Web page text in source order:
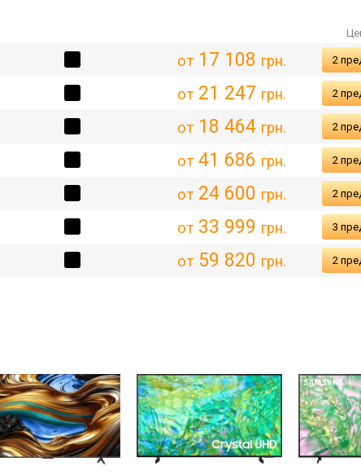
от17 108 грн. 2
от21 247 грн. 2
от18 464 грн. 2
от41 686 грн. 2
от24 600 грн. 2
от33 999 грн. 3
от59 820 грн. 2